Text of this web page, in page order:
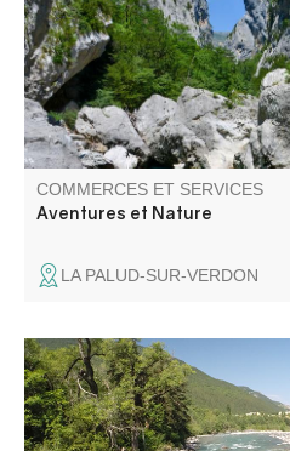
émotions dans un
COMMERCES ET SERVICES
Aventures et Nature
LA PALUD-SUR-VERDON
Nous sommes une petite
de vous faire vivre une
souhaitons pendant nos